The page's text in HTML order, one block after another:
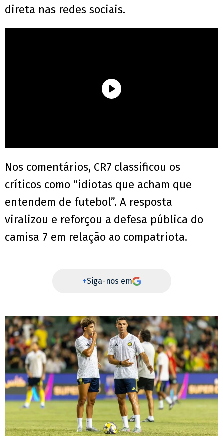
direta nas redes sociais.
Nos comentários, CR7 classificou os
críticos como “idiotas que acham que
entendem de futebol”. A resposta
viralizou e reforçou a defesa pública do
camisa 7 em relação ao compatriota.
+Siga-nos em